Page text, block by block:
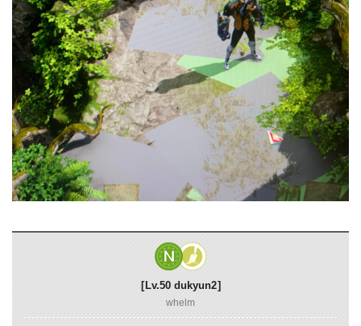
Lv.50 dukyun2
whelm